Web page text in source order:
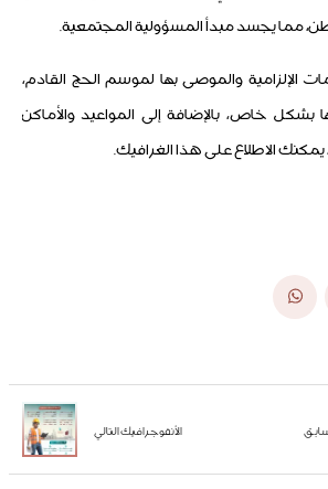
مما يجسد مبدأ المسؤولية المجتمعية.
الإلزامية والموصى بها لموسم الحج القادم،
بشكل خاص، بالإضافة إلى المواعيد والأماكن
الاطلاع على هذا الغرافيك.
الأنفوجرافيك التالي